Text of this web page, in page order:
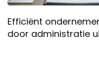
Efficiënt
door administratie